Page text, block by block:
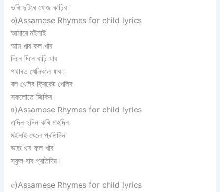
ভৰি দুটিৰে খোজ কাঢ়িব।
৩)Assamese Rhymes for child lyrics
আমাৰে মইনাই
আম খাব কল খাব
দিনে দিনে বাঢ়ি যাব
পথাৰত খেলিবলৈ যাব।
বল খেলিব ক্ৰিকেট খেলিব
সকলোতে জিকিব।
৪)Assamese Rhymes for child lyrics
এদিন দুদিন কৰি মাহদিন
মইনাই খেলে প্ৰতিদিন
ভাত খাব ফল খাব
স্কুল যাব প্ৰতিদিন।
৫)Assamese Rhymes for child lyrics